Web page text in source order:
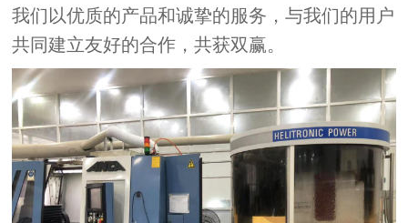
我们以优质的产品和诚挚的服务，与我们的用户
共同建立友好的合作，共获双赢。